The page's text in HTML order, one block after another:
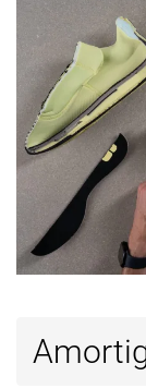
Grosor de la
suela
Tirador del
talón
Clasificación
Popularidad